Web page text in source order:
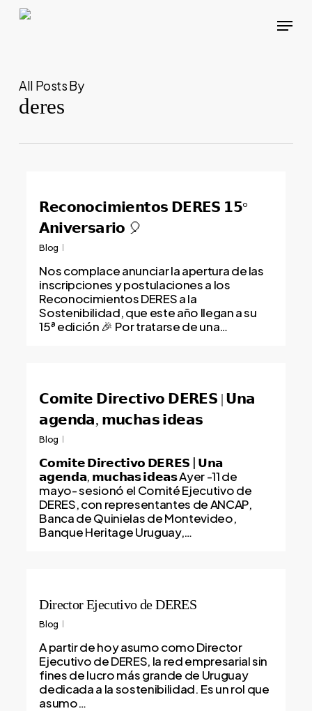
Skip
Menu
All Posts By
deres
𝗥𝗲𝗰𝗼𝗻𝗼𝗰𝗶𝗺𝗶𝗲𝗻𝘁𝗼𝘀 𝗗𝗘𝗥𝗘𝗦 𝟭𝟱°
𝗔𝗻𝗶𝘃𝗲𝗿𝘀𝗮𝗿𝗶𝗼 🎈
Blog
Nos complace anunciar la apertura de las
inscripciones y postulaciones a los
Reconocimientos DERES a la
Sostenibilidad, que este año llegan a su
15ª edición 🎉 Por tratarse de una…
𝗖𝗼𝗺𝗶𝘁𝗲 𝗗𝗶𝗿𝗲𝗰𝘁𝗶𝘃𝗼 𝗗𝗘𝗥𝗘𝗦 | 𝗨𝗻𝗮
𝗮𝗴𝗲𝗻𝗱𝗮, 𝗺𝘂𝗰𝗵𝗮𝘀 𝗶𝗱𝗲𝗮𝘀
Blog
𝗖𝗼𝗺𝗶𝘁𝗲 𝗗𝗶𝗿𝗲𝗰𝘁𝗶𝘃𝗼 𝗗𝗘𝗥𝗘𝗦 | 𝗨𝗻𝗮
𝗮𝗴𝗲𝗻𝗱𝗮, 𝗺𝘂𝗰𝗵𝗮𝘀 𝗶𝗱𝗲𝗮𝘀 Ayer -11 de
mayo- sesionó el Comité Ejecutivo de
DERES, con representantes de ANCAP,
Banca de Quinielas de Montevideo,
Banque Heritage Uruguay,…
Director Ejecutivo de DERES
Blog
A partir de hoy asumo como Director
Ejecutivo de DERES, la red empresarial sin
fines de lucro más grande de Uruguay
dedicada a la sostenibilidad. Es un rol que
asumo…